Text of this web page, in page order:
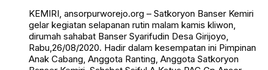
KEMIRI, ansorpurworejo.org – Satkoryon Banser Kemiri
gelar kegiatan selapanan rutin malam kamis kliwon,
dirumah sahabat Banser Syarifudin Desa Girijoyo,
Rabu,26/08/2020. Hadir dalam kesempatan ini Pimpinan
Anak Cabang, Anggota Ranting, Anggota Satkoryon